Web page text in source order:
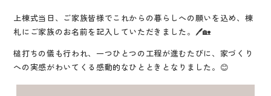
上棟式当日、ご家族皆様でこれからの暮らしへの願いを込め、棟
札にご家族のお名前を記入していただきました。🖊️🏡
槌打ちの儀も行われ、一つひとつの工程が進むたびに、家づくり
への実感がわいてくる感動的なひとときとなりました。😊